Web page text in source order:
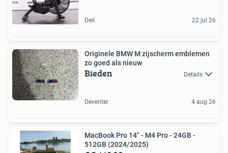
Deil 22 jul 26
Originele BMW M zijscherm emblemen
zo goed als nieuw
Bieden Details
Deventer 4 aug 26
MacBook Pro 14" - M4 Pro - 24GB -
512GB (2024/2025)